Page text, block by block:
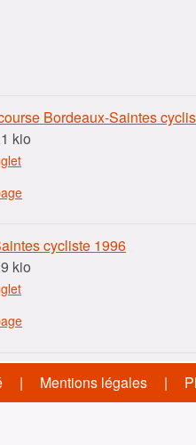
Bordeaux-Saintes
kio
cycliste 1996
kio
Mentions légales